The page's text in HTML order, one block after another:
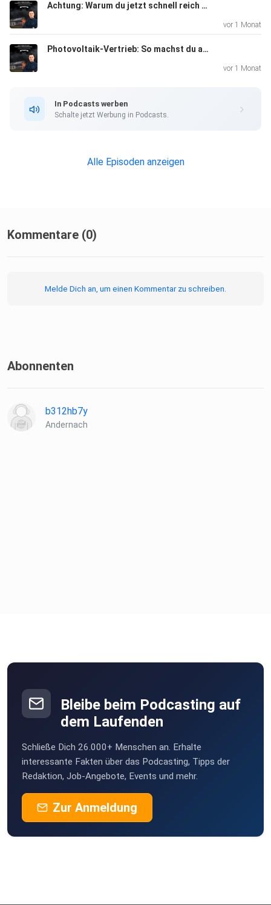
Achtung: Warum du jetzt schnell reich werden musst! (Photovoltaikvertrieb)
vor 1 Monat
Photovoltaik-Vertrieb: So machst du aus „Ich möchte noch abwarten/vergleichen“ einen Abschluss!
vor 1 Monat
In Podcasts werben
Schalte jetzt Werbung in Podcasts.
Alle Episoden anzeigen
Kommentare (0)
Melde Dich an, um einen Kommentar zu schreiben.
Abonnenten
b312hb7y
Andernach
Bleibe beim Podcasting auf
dem Laufenden
Schließe Dich 26.000+ Menschen an. Erhalte
interessante Fakten über das Podcasting, Tipps der
Redaktion, Job-Angebote, Events und mehr.
Zur Anmeldung